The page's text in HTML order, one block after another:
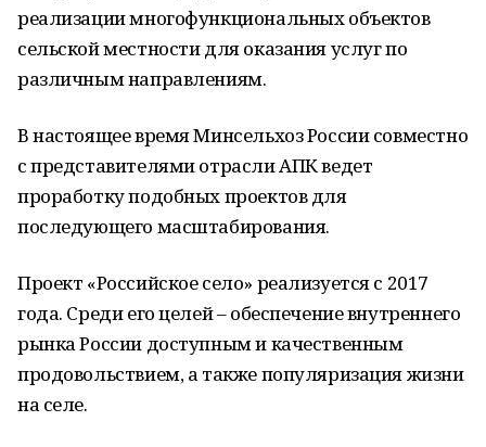
реализации многофункциональных объектов
сельской местности для оказания услуг по
различным направлениям.
В настоящее время Минсельхоз России совместно
с представителями отрасли АПК ведет
проработку подобных проектов для
последующего масштабирования.
Проект «Российское село» реализуется с 2017
года. Среди его целей – обеспечение внутреннего
рынка России доступным и качественным
продовольствием, а также популяризация жизни
на селе.